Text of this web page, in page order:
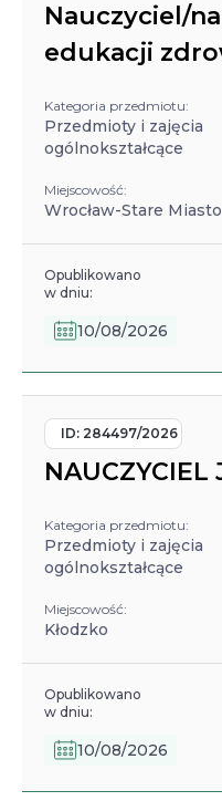
Nauczyciel/
edukacji
Kategoria przedmiotu:
Przedmioty i zajęcia
ogólnokształcące
Miejscowość:
Wrocław-Stare Miasto
Opublikowano
w dniu:
10/08/2026
ID: 284497/2026
NAUCZYCIEL
Kategoria przedmiotu:
Przedmioty i zajęcia
ogólnokształcące
Miejscowość:
Kłodzko
Opublikowano
w dniu:
10/08/2026